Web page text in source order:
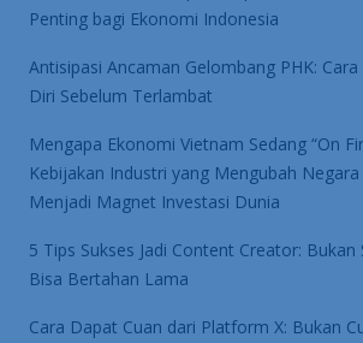
Penting bagi Ekonomi Indonesia
Antisipasi Ancaman Gelombang PHK:
Diri Sebelum Terlambat
Mengapa Ekonomi Vietnam Sedang “On
Kebijakan Industri yang Mengubah
Menjadi Magnet Investasi Dunia
5 Tips Sukses Jadi Content Creator: Bukan
Bisa Bertahan Lama
Cara Dapat Cuan dari Platform X: Bukan